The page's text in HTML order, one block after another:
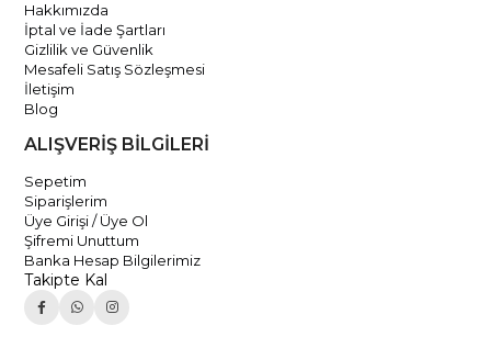
Hakkımızda
İptal ve İade Şartları
Gizlilik ve Güvenlik
Mesafeli Satış Sözleşmesi
İletişim
Blog
ALIŞVERİŞ BİLGİLERİ
Sepetim
Siparişlerim
Üye Girişi / Üye Ol
Şifremi Unuttum
Banka Hesap Bilgilerimiz
Takipte Kal